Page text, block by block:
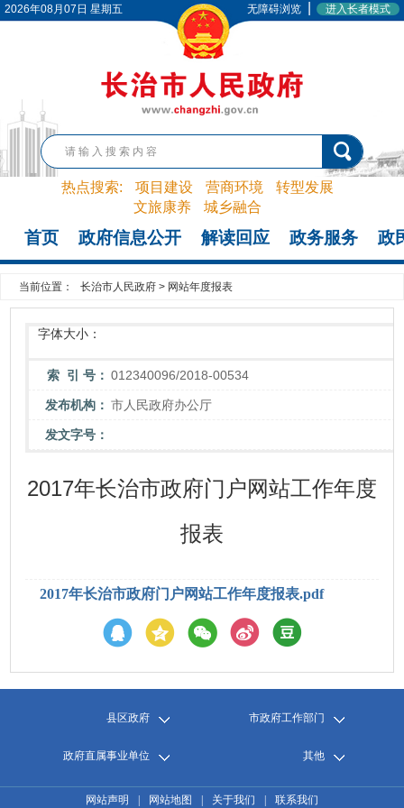
2026年08月07日 星期五 无障碍浏览 进入长者模式
热点搜索: 项目建设 营商环境
转型发展
文旅康养
城乡融合
首页 政府信息公开 解读回应 政务服务 政
当前位置： 长治市人民政府 > 网站年度报表
字体大小：
索 引 号： 012340096/2018-00534
发布机构： 市人民政府办公厅
发文字号：
2017年长治市政府门户网站工作年度
报表
2017年长治市政府门户网站工作年度报表.pdf
县区政府 市政府工作部门
政府直属事业单位 其他
网站声明 网站地图 关于我们 联系我们